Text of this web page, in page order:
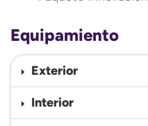
Equipamiento
Exterior
Interior